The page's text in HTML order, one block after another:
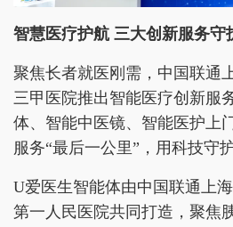
智慧医疗护航 三大创新服务守
聚焦长者就医刚需，中国联通
三甲医院推出智能医疗创新服
体、智能中医镜、智能医护上
服务“最后一公里”，用科技守
U爱医生智能体由中国联通上
第一人民医院共同打造，聚焦